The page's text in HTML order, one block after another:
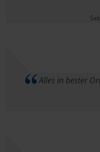
Alles in bester